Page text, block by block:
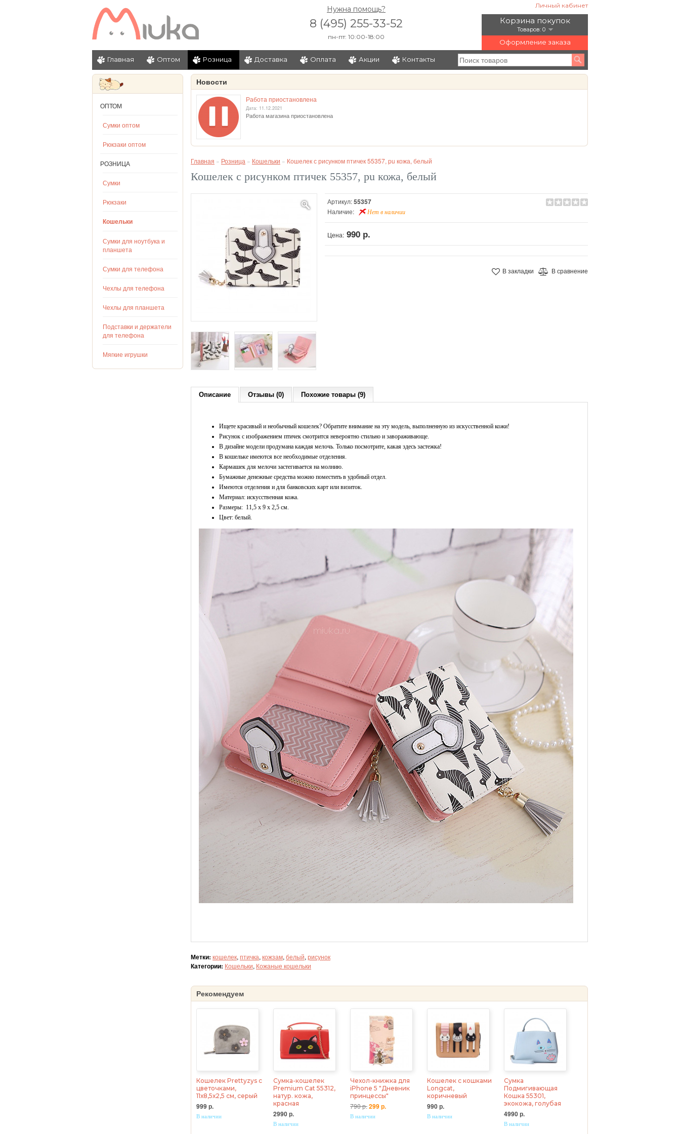
Личный кабинет
Корзина покупок
Товаров: 0
Оформление заказа
Нужна помощь?
8 (495) 255-33-52
пн-пт: 10:00-18:00
Главная Оптом Розница Доставка Оплата Акции Контакты
ОПТОМ
Сумки оптом
Рюкзаки оптом
РОЗНИЦА
Сумки
Рюкзаки
Кошельки
Сумки для ноутбука и
планшета
Сумки для телефона
Чехлы для телефона
Чехлы для планшета
Подставки и держатели
для телефона
Мягкие игрушки
Новости
Работа приостановлена
Дата: 11.12.2021
Работа магазина приостановлена
Главная » Розница » Кошельки » Кошелек с рисунком птичек 55357, pu кожа, белый
Кошелек с рисунком птичек 55357, pu кожа, белый
Артикул:55357
Наличие: Нет в наличии
Цена: 990 р.
В закладки В сравнение
Описание Отзывы (0) Похожие товары (9)
Ищете красивый и необычный кошелек? Обратите внимание на эту модель, выполненную из искусственной кожи!
Рисунок с изображением птичек смотрится невероятно стильно и завораживающе.
В дизайне модели продумана каждая мелочь. Только посмотрите, какая здесь застежка!
В кошельке имеются все необходимые отделения.
Кармашек для мелочи застегивается на молнию.
Бумажные денежные средства можно поместить в удобный отдел.
Имеются отделения и для банковских карт или визиток.
Материал: искусственная кожа.
Размеры: 11,5 x 9 x 2,5 см.
Цвет: белый.
Метки: кошелек, птичка, кожзам, белый, рисунок
Категории: Кошельки, Кожаные кошельки
Рекомендуем
Кошелек Prettyzys с
цветочками,
11х8,5х2,5 см, серый
999 р.
В наличии
Сумка-кошелек
Premium Cat 55312,
натур. кожа,
красная
2990 р.
В наличии
Чехол-книжка для
iPhone 5 "Дневник
принцессы"
790 р.299 р.
В наличии
Кошелек с кошками
Longcat,
коричневый
990 р.
В наличии
Сумка
Подмигивающая
Кошка 55301,
экокожа, голубая
4990 р.
В наличии